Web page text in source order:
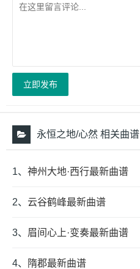
立即发布
永恒之地/心然 相关曲谱
1、 神州大地·西行最新曲谱
2、 云谷鹤峰最新曲谱
3、 眉间心上·变奏最新曲谱
4、 隋郡最新曲谱